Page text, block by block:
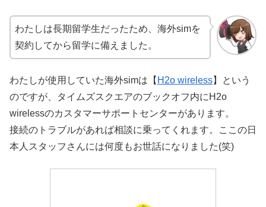
わたしは長期留学生だったため、海外simを
契約してから留学に備えました。
わたしが使用していた海外simは【 H2o wireless】という
のですが、タイムズスクエアのブックオフ内にH2o
wirelessのカスタマーサポートセンターがあります。
接続のトラブルがあれば相談に乗ってくれます。ここの日
本人スタッフさんには何度もお世話になりました(笑)